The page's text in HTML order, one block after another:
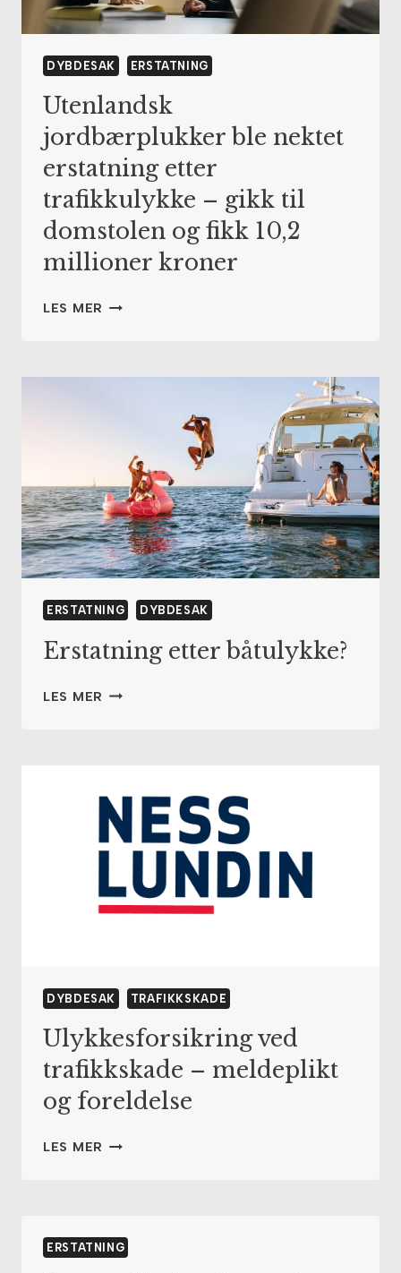
DYBDESAK ERSTATNING
Utenlandsk
jordbærplukker ble nektet
erstatning etter
trafikkulykke – gikk til
domstolen og fikk 10,2
millioner kroner
LES MER UTENLANDSK
TRAFIKKULYKKE
GIKK
TIL
DOMSTOLEN
OG
FIKK
10,2
KRONER
ERSTATNING DYBDESAK
Erstatning etter båtulykke?
LES MER ERSTATNING
DYBDESAK TRAFIKKSKADE
Ulykkesforsikring ved
trafikkskade – meldeplikt
og foreldelse
LES MER ULYKKESFORSIKRING
OG
ERSTATNING